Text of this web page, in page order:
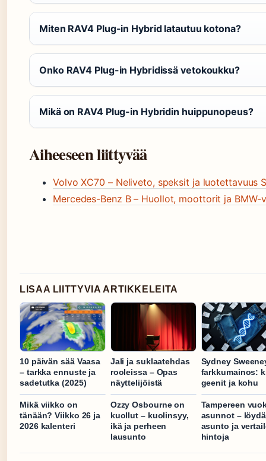
Miten RAV4 Plug-in Hybrid latautuu kotona?
Onko RAV4 Plug-in Hybridissä vetokoukku?
Mikä on RAV4 Plug-in Hybridin huippunopeus?
Aiheeseen liittyvää
Volvo XC70 – Neliveto, speksit ja luotettavuus
Mercedes-Benz B – Huollot, moottorit ja BMW-
LISAA LIITTYVIA ARTIKKELEITA
10 päivän sää Vaasa
– tarkka ennuste ja
sadetutka (2025)
Jali ja suklaatehdas
rooleissa – Opas
näyttelijöistä
Sydney
farkkumainos:
geenit ja kohu
Mikä viikko on
tänään? Viikko 26 ja
2026 kalenteri
Ozzy Osbourne on
kuollut – kuolinsyy,
ikä ja perheen
lausunto
Tampereen
asunnot – löydä
asunto ja
hintoja